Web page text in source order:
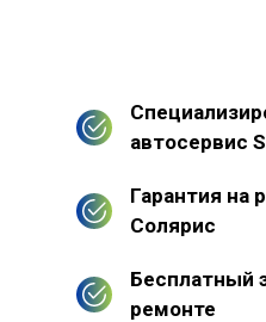
автосервис
Гарантия на
Солярис
Бесплатный
ремонте